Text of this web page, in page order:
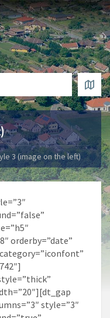
3 (image on the left)
orderby=”date”
style=”3″